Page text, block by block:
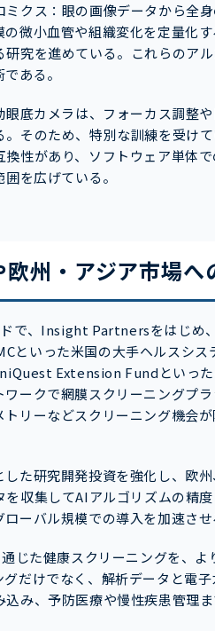
クス： 眼の画像データから全
微小血管や組織変化を定量化
究を進めている。これらのア
ある。
底カメラは、フォーカス調整
そのため、特別な訓練を受け
性があり、ソフトウェア単体
を広げている。
州・アジア市場へ
ドで、Insight Partnersをはじ
といった米国の大手ヘルスシ
Extension Fundといった
ワークで網膜スクリーニングプ
リーなどスクリーニング機会
した研究開発投資を強化し、欧
収集してAIアルゴリズムの精
ーバル規模での導入を加速させ
じた健康スクリーニングを、
だけでなく、解析データと電
み、予防医療や慢性疾患管理